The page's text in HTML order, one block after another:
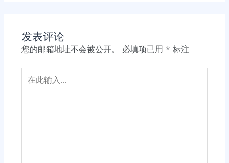
发表评论
您的邮箱地址不会被公开。 必填项已用 * 标注